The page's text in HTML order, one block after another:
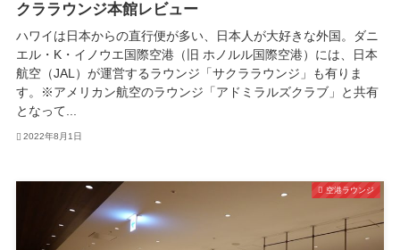
クララウンジ本館レビュー
ハワイは日本からの直行便が多い、日本人が大好きな外国。ダニ
エル・K・イノウエ国際空港（旧 ホノルル国際空港）には、日本
航空（JAL）が運営するラウンジ「サクララウンジ」も有りま
す。※アメリカン航空のラウンジ「アドミラルズクラブ」と共有
となって...
2022年8月1日
空港ラウンジ